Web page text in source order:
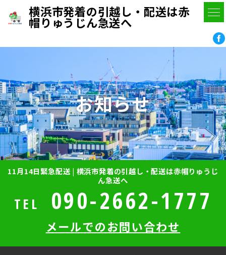
横浜市発着の引越し・配送は赤
帽りゅうじん急送へ
お知らせ
11月14日緊急配送 | 横浜市発着の引越し・配送は赤帽りゅうじ
ん急送へ
TEL 090-2662-1777
メールでのお問い合わせ